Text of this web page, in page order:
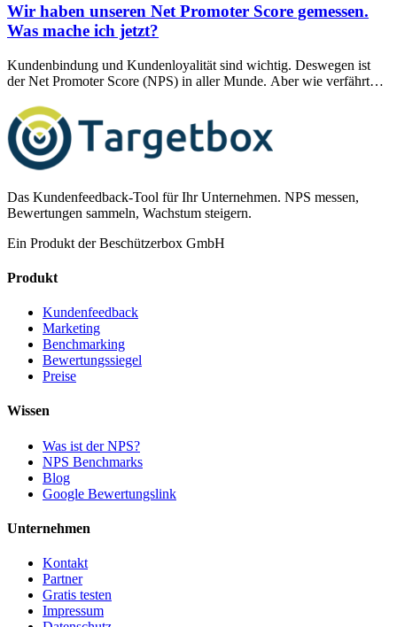
Wir haben unseren Net Promoter Score gemessen.
Was mache ich jetzt?
Kundenbindung und Kundenloyalität sind wichtig. Deswegen ist
der Net Promoter Score (NPS) in aller Munde. Aber wie verfährt
Das Kundenfeedback-Tool für Ihr Unternehmen. NPS messen,
Bewertungen sammeln, Wachstum steigern.
Ein Produkt der Beschützerbox GmbH
Produkt
Kundenfeedback
Marketing
Benchmarking
Bewertungssiegel
Preise
Wissen
Was ist der NPS?
NPS Benchmarks
Blog
Google Bewertungslink
Unternehmen
Kontakt
Partner
Gratis testen
Impressum